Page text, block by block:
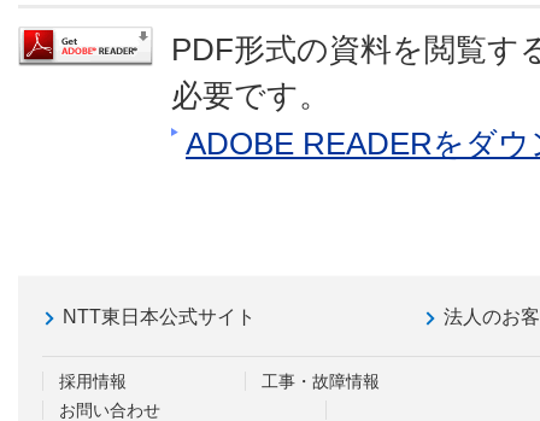
PDF形式の資料を閲覧す
必要です。
ADOBE READERをダ
NTT東日本公式サイト 法人のお
採用情報
工事・故障情報
お問い合わせ